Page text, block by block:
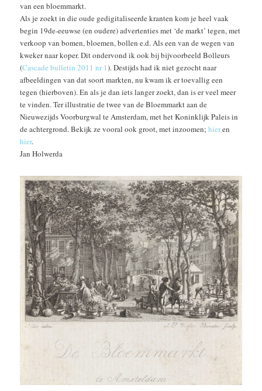
van een bloemmarkt.
Als je zoekt in die oude gedigitaliseerde kranten kom je heel vaak
begin 19de-eeuwse (en oudere) advertenties met ‘de markt’ tegen, met
verkoop van bomen, bloemen, bollen e.d. Als een van de wegen van
kweker naar koper. Dit ondervond ik ook bij bijvoorbeeld Bolleurs
(Cascade bulletin 2011 nr 1). Destijds had ik niet gezocht naar
afbeeldingen van dat soort markten, nu kwam ik er toevallig een
tegen (hierboven). En als je dan iets langer zoekt, dan is er veel meer
te vinden. Ter illustratie de twee van de Bloemmarkt aan de
Nieuwezijds Voorburgwal te Amsterdam, met het Koninklijk Paleis in
de achtergrond. Bekijk ze vooral ook groot, met inzoomen;hieren
hier.
Jan Holwerda